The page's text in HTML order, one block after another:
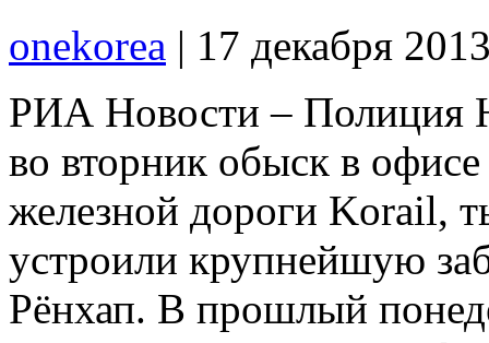
onekorea | 17 декабря
РИА Новости – Полиция
во вторник обыск в
железной дороги Korail,
устроили крупнейшую
Рёнхап. В прошлый